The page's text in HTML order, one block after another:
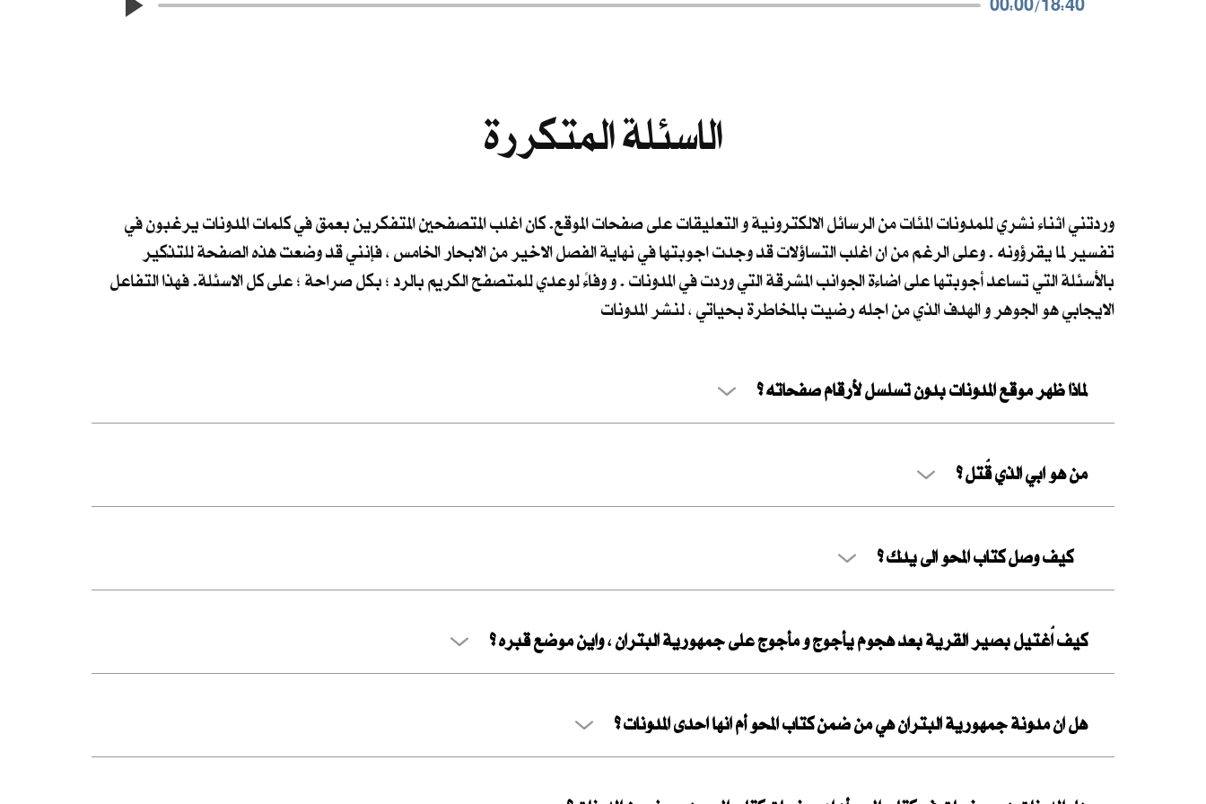
الاسئلة المتكررة
وردتني اثناء نشري للمدونات المئات من الرسائل الالكترونية و التعليقات على صفحات الموقع. كان اغلب المتصفحين المتفكرين بعمق في كلمات المدونات يرغبون في
تفسير لما يقرؤونه . وعلى الرغم من ان اغلب التساؤلات قد وجدت اجوبتها في نهاية الفصل الاخير من الابحار الخامس ، فإنني قد وضعت هذه الصفحة للتذكير
بالأسئلة التي تساعد أجوبتها على اضاءة الجوانب المشرقة التي وردت في المدونات . و وفاءً لوعدي للمتصفح الكريم بالرد ؛ بكل صراحة ؛ على كل الاسئلة. فهذا التفاعل
الايجابي هو الجوهر و الهدف الذي من اجله رضيت بالمخاطرة بحياتي ، لنشر المدونات
لماذا ظهر موقع المدونات بدون تسلسل لأرقام صفحاته ؟
من هو ابي الذي قُتل ؟
كيف وصل كتاب المحو الى يدك ؟
كيف اُغتيل بصير القرية بعد هجوم يأجوج و مأجوج على جمهورية البتران ، واين موضع قبره ؟
هل ان مدونة جمهورية البتران هي من ضمن كتاب المحو أم انها احدى المدونات ؟